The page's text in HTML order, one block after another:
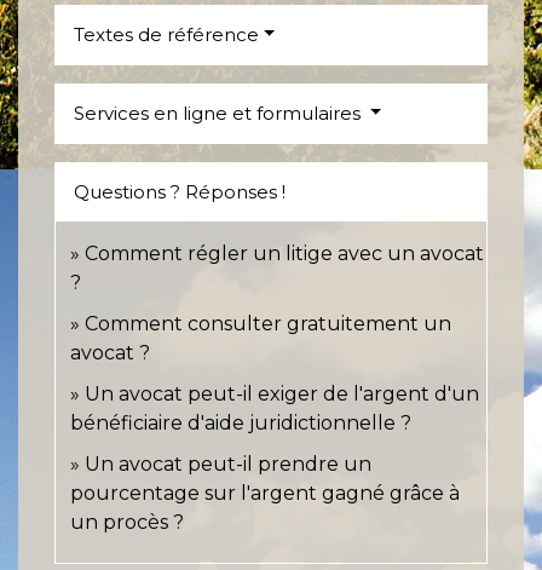
Textes de référence
Services en ligne et formulaires
Questions ? Réponses !
Comment régler un litige avec un avocat
?
Comment consulter gratuitement un
avocat ?
Un avocat peut-il exiger de l'argent d'un
bénéficiaire d'aide juridictionnelle ?
Un avocat peut-il prendre un
pourcentage sur l'argent gagné grâce à
un procès ?